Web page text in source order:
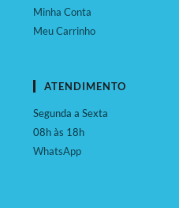
Minha Conta
Meu Carrinho
ATENDIMENTO
Segunda a Sexta
08h às 18h
WhatsApp